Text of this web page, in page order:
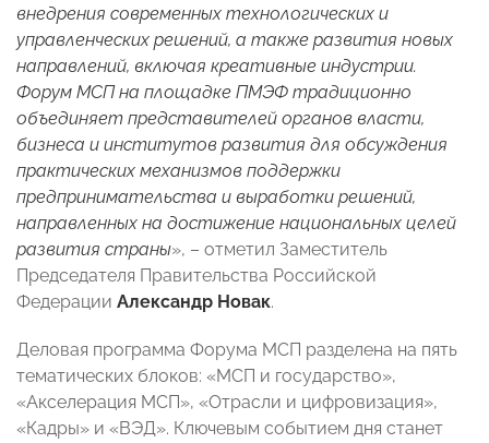
внедрения современных технологических и
управленческих решений, а также развития новых
направлений, включая креативные индустрии.
Форум МСП на площадке ПМЭФ традиционно
объединяет представителей органов власти,
бизнеса и институтов развития для обсуждения
практических механизмов поддержки
предпринимательства и выработки решений,
направленных на достижение национальных целей
развития страны», – отметил Заместитель
Председателя Правительства Российской
Федерации Александр Новак.
Деловая программа Форума МСП разделена на пять
тематических блоков: «МСП и государство»,
«Акселерация МСП», «Отрасли и цифровизация»,
«Кадры» и «ВЭД». Ключевым событием дня станет